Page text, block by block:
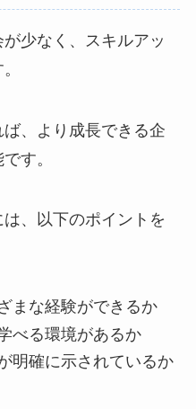
少なく、スキルアッ
、より成長できる企
す。
、以下のポイントを
まな経験ができるか
べる環境があるか
明確に示されているか